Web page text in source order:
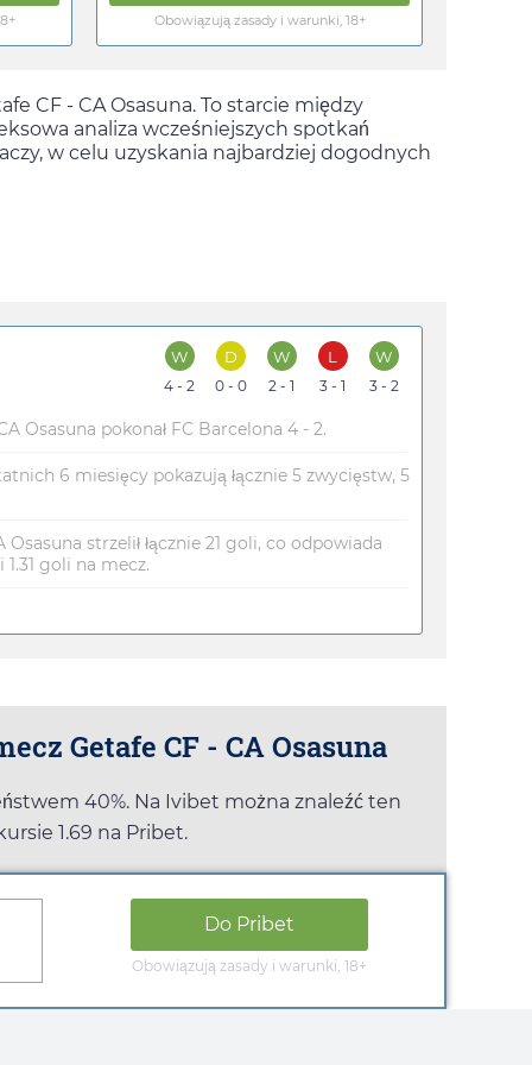
Obowiązują zasady i warunki, 18+
CF - CA Osasuna. To starcie między
analiza wcześniejszych spotkań
w celu uzyskania najbardziej dogodnych
W
4 - 2
D
0 - 0
W
2 - 1
L
3 - 1
W
3 - 2
Osasuna pokonał FC Barcelona 4 - 2.
6 miesięcy pokazują łącznie 5 zwycięstw, 5
strzelił łącznie 21 goli, co odpowiada
goli na mecz.
Getafe CF - CA Osasuna
40%. Na Ivibet można znaleźć ten
1.69 na Pribet.
Do Pribet
Obowiązują zasady i warunki, 18+